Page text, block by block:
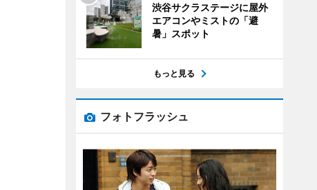
渋谷サクラステージに屋外
エアコンやミストの「避
暑」スポット
もっと見る
フォトフラッシュ